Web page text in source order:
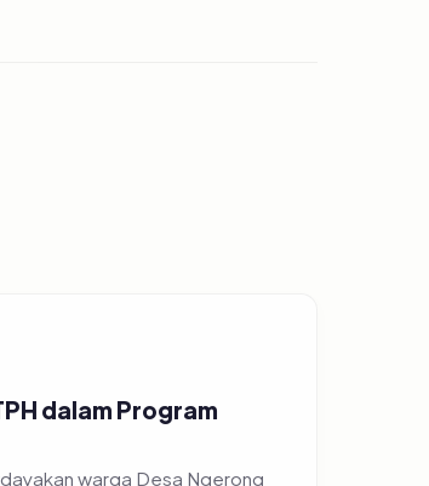
dalam Program
warga Desa Ngerong